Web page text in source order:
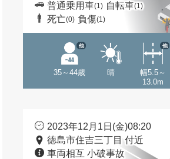
普通乗用車(1) 自転車(1)
死亡(0) 負傷(1)
35～44歳
他
晴
幅5.5～
13.0m
他
2023年12月1日(金)08:20
徳島市住吉三丁目 付近
車両相互 小破事故